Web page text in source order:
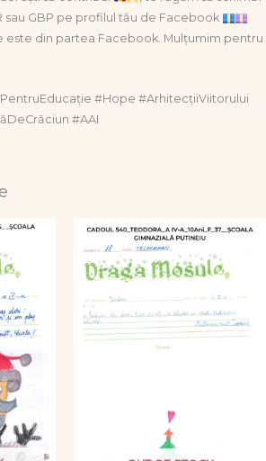
sau GBP pe profilul tău de Facebook
este din partea Facebook. Mulțumim pentru
#Hope #ArhitecțiiViitorului
#AAI